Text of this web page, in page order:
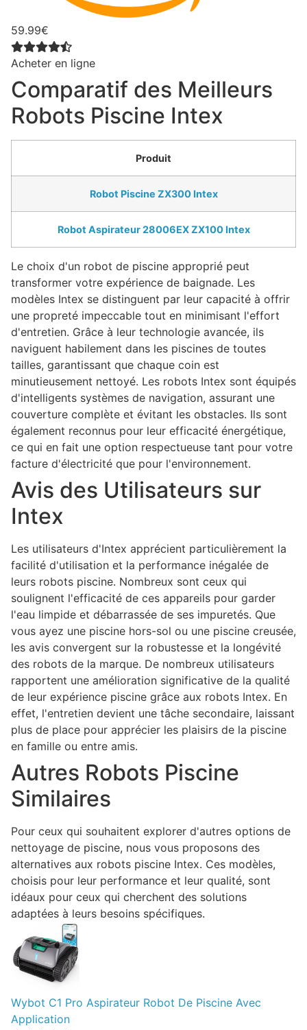
59.99€
Acheter en ligne
Comparatif des Meilleurs
Robots Piscine Intex
Produit
Robot Piscine ZX300 Intex
Robot Aspirateur 28006EX ZX100 Intex
Le choix d'un robot de piscine approprié peut
transformer votre expérience de baignade. Les
modèles Intex se distinguent par leur capacité à offrir
une propreté impeccable tout en minimisant l'effort
d'entretien. Grâce à leur technologie avancée, ils
naviguent habilement dans les piscines de toutes
tailles, garantissant que chaque coin est
minutieusement nettoyé. Les robots Intex sont équipés
d'intelligents systèmes de navigation, assurant une
couverture complète et évitant les obstacles. Ils sont
également reconnus pour leur efficacité énergétique,
ce qui en fait une option respectueuse tant pour votre
facture d'électricité que pour l'environnement.
Avis des Utilisateurs sur
Intex
Les utilisateurs d'Intex apprécient particulièrement la
facilité d'utilisation et la performance inégalée de
leurs robots piscine. Nombreux sont ceux qui
soulignent l'efficacité de ces appareils pour garder
l'eau limpide et débarrassée de ses impuretés. Que
vous ayez une piscine hors-sol ou une piscine creusée,
les avis convergent sur la robustesse et la longévité
des robots de la marque. De nombreux utilisateurs
rapportent une amélioration significative de la qualité
de leur expérience piscine grâce aux robots Intex. En
effet, l'entretien devient une tâche secondaire, laissant
plus de place pour apprécier les plaisirs de la piscine
en famille ou entre amis.
Autres Robots Piscine
Similaires
Pour ceux qui souhaitent explorer d'autres options de
nettoyage de piscine, nous vous proposons des
alternatives aux robots piscine Intex. Ces modèles,
choisis pour leur performance et leur qualité, sont
idéaux pour ceux qui cherchent des solutions
adaptées à leurs besoins spécifiques.
Wybot C1 Pro Aspirateur Robot De Piscine Avec
Application